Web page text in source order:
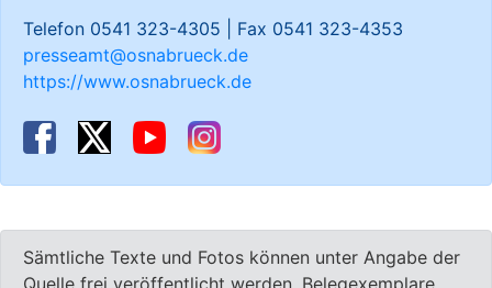
Telefon 0541 323-4305 | Fax 0541 323-4353
presseamt@osnabrueck.de
https://www.osnabrueck.de
Sämtliche Texte und Fotos können unter Angabe der
Quelle frei veröffentlicht werden, Belegexemplare